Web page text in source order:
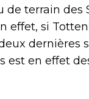
terrain des
effet, si
dernières
est en effet